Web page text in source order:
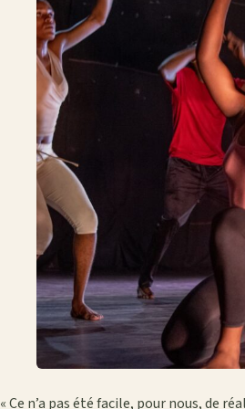
« Ce n’a pas été facile, pour nous, de